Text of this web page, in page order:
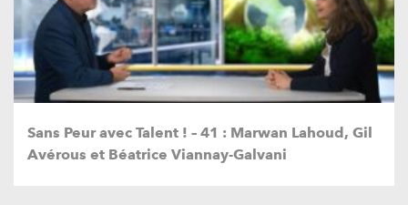
Sans Peur avec Talent ! – 41 : Marwan Lahoud, Gil
Avérous et Béatrice Viannay-Galvani